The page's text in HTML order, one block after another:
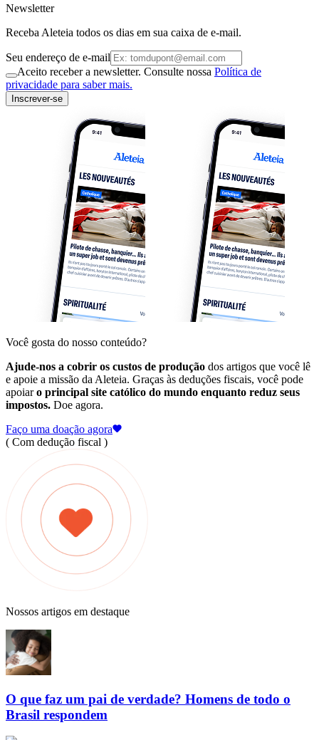
Newsletter
Receba Aleteia todos os dias em sua caixa de e-mail.
Seu endereço de e-mail
Aceito receber a newsletter. Consulte nossa Política de
privacidade para saber mais.
Inscrever-se
Você gosta do nosso conteúdo?
Ajude-nos a cobrir os custos de produção dos artigos que você lê
e apoie a missão da Aleteia. Graças às deduções fiscais, você pode
apoiaro principal site católico do mundo enquanto reduz seus
impostos. Doe agora.
Faço uma doação agora
( Com dedução fiscal )
Nossos artigos em destaque
O que faz um pai de verdade? Homens de todo o
Brasil respondem